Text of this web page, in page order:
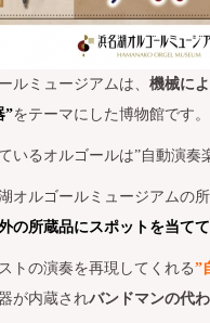
ルミュージアムは、 機械に
”をテーマにした博物館です。
いるオルゴールは”自動演奏
オルゴールミュージアムの所
の所蔵品にスポットを当て
トの演奏を再現してくれる”
が内蔵されバンドマンの代